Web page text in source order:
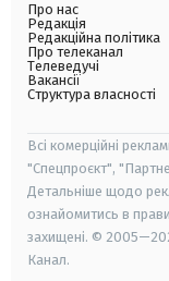
Про нас
Редакція
Редакційна політика
Про телеканал
Телеведучі
Вакансії
Структура власності
Всі комерційні
"Спецпроєкт",
Детальніше щодо
ознайомитись в
захищені. ©
Канал.